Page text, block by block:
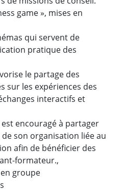
game », mises en
qui servent de
pratique des
le partage des
sur les expériences des
interactifs et
encouragé à partager
son organisation liée au
afin de bénéficier des
formateur.,
groupe